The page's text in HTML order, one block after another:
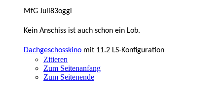
MfG Juli83oggi
Kein Anschiss ist auch schon ein Lob.
Dachgeschosskino mit 11.2 LS-Konfiguration
Zitieren
Zum Seitenanfang
Zum Seitenende